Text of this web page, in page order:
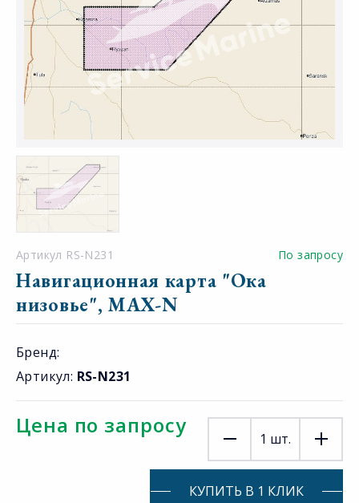
Артикул RS-N231 По запросу
Навигационная карта "Ока
низовье", MAX-N
Бренд:
Артикул: RS-N231
Цена по запросу
1 шт.
КУПИТЬ В 1 КЛИК